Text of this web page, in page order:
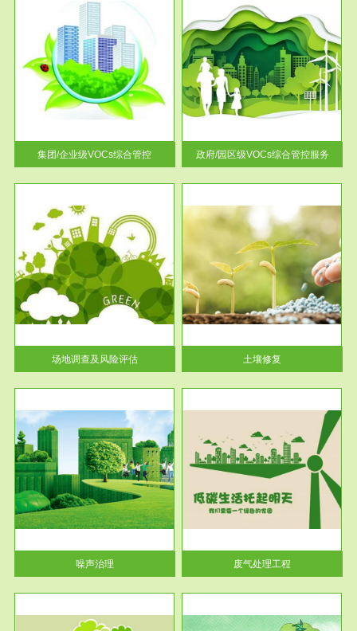
集团/企业级VOCs综合管控
服务范围
政府/园区级VOCs综合管控服务
根据《石化行业挥发性有机物综
合整治方案》文件要求，到2017
年，全...
政府/园区级VOCs综合管控服务
场地调查及风险评估
服务范围
土壤修复
土壤修复
噪声治理
服务范围
废气处理工程
废气处理工程